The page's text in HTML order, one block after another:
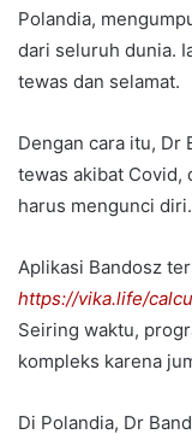
Polandia,
dari seluruh dunia.
tewas dan selamat.
Dengan cara itu, Dr
tewas akibat Covid,
harus mengunci diri.
Aplikasi Bandosz
https://vika.life/
Seiring waktu,
kompleks karena
Di Polandia, Dr